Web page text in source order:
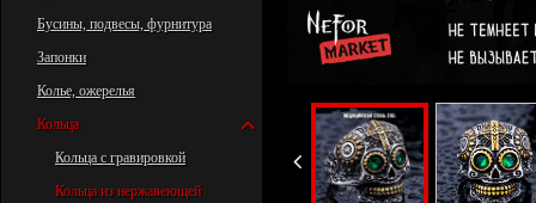
Бусины, подвесы, фурнитура
Запонки
Колье, ожерелья
Кольца
Кольца с гравировкой
Кольца из нержавеющей